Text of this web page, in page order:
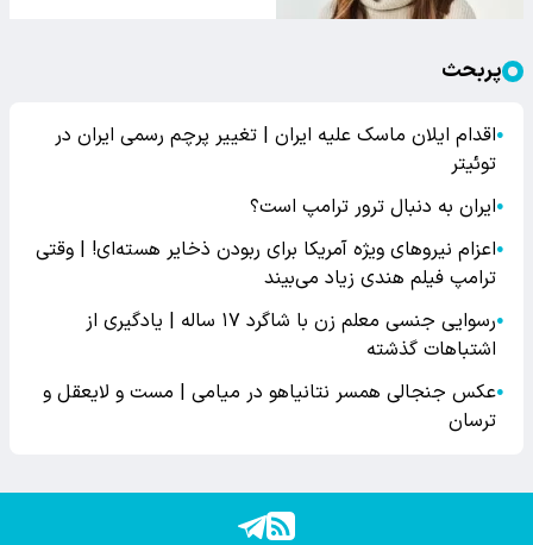
پربحث
●اقدام ایلان ماسک علیه ایران | تغییر پرچم رسمی ایران در
توئیتر
●ایران به دنبال ترور ترامپ است؟
●اعزام نیروهای ویژه آمریکا برای ربودن ذخایر هسته‌ای! | وقتی
ترامپ فیلم هندی زیاد می‌بیند
●
رسوایی جنسی معلم زن با شاگرد ۱۷ ساله | یادگیری از
اشتباهات گذشته
●عکس جنجالی همسر نتانیاهو در میامی | مست و لایعقل و
ترسان